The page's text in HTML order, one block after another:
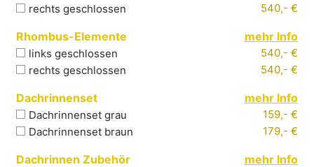
rechts geschlossen 540,- €
Rhombus-Elemente mehr Info
links geschlossen
540,- €
rechts geschlossen 540,- €
Dachrinnenset mehr Info
Dachrinnenset grau
159,- €
Dachrinnenset braun
179,- €
Dachrinnen Zubehör mehr Info